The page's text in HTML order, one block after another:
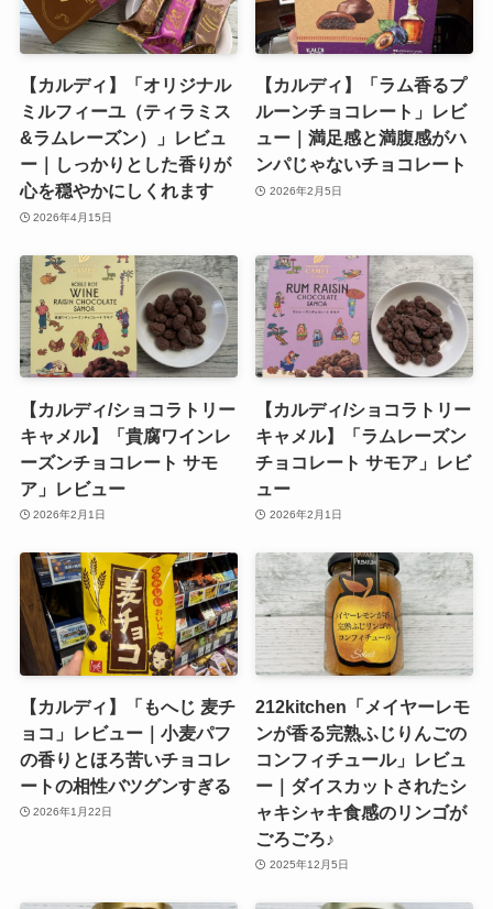
【カルディ】「オリジナル
ミルフィーユ（ティラミス
&ラムレーズン）」レビュ
ー｜しっかりとした香りが
心を穏やかにしくれます
2026年4月15日
【カルディ】「ラム香るプ
ルーンチョコレート」レビ
ュー｜満足感と満腹感がハ
ンパじゃないチョコレート
2026年2月5日
【カルディ/ショコラトリー
キャメル】「貴腐ワインレ
ーズンチョコレート サモ
ア」レビュー
2026年2月1日
【カルディ/ショコラトリー
キャメル】「ラムレーズン
チョコレート サモア」レビ
ュー
2026年2月1日
【カルディ】「もへじ 麦チ
ョコ」レビュー｜小麦パフ
の香りとほろ苦いチョコレ
ートの相性バツグンすぎる
2026年1月22日
212kitchen「メイヤーレモ
ンが香る完熟ふじりんごの
コンフィチュール」レビュ
ー｜ダイスカットされたシ
ャキシャキ食感のリンゴが
ごろごろ♪
2025年12月5日